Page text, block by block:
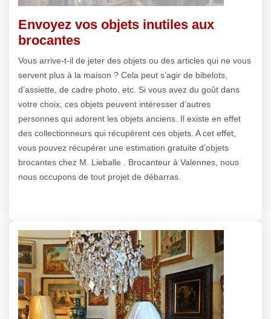
Envoyez vos objets inutiles aux
brocantes
Vous arrive-t-il de jeter des objets ou des articles qui ne vous
servent plus à la maison ? Cela peut s’agir de bibelots,
d’assiette, de cadre photo, etc. Si vous avez du goût dans
votre choix, ces objets peuvent intéresser d’autres
personnes qui adorent les objets anciens. Il existe en effet
des collectionneurs qui récupèrent ces objets. A cet effet,
vous pouvez récupérer une estimation gratuite d’objets
brocantes chez M. Lieballe . Brocanteur à Valennes, nous
nous occupons de tout projet de débarras.